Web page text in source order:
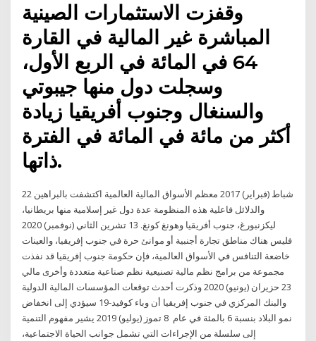
وقفزت الاستثمارات الصينية
المباشرة غير المالية في القارة
64 في المائة في الربع الأول،
وسجلت دول منها جيبوتي
والسنغال وجنوب أفريقيا زيادة
أكثر من مائة في المائة في الفترة
ذاتها.
22 شباط (فبراير) 2017 معظم الأسواق المالية العالمية اكتشفت بالبراهين
والدلائل فاعلية هذه المنظومة عدة دول غير إسلامية منها بريطانيا،
ليكزنبورغ، جنوب أفريقيا وهونغ كونغ. 13 تشرين الثاني (نوفمبر) 2020
فليس هناك مناطق تجارة أجنبية أو موانئ حرة في جنوب إفريقيا، والعينات
خاضعة التنافس في الأسواق العالمية، فإن حكومة جنوب إفريقيا قد نفذت
مجموعة من برامج نظم مالية تصنيعية نظم صناعية متعددة وأخرى مالي
23 حزيران (يونيو) 2020 وذكرت أحدث توقعات المؤسسات المالية الدولية
والبنك المركزي في جنوب إفريقيا أن وباء كوفيد-19 سيؤدي إلى انخفاض
نمو البلاد بنسبة 6 بالمئة في عام 8 تموز (يوليو) 2019 يشير مفهوم التنمية
إلى سلسلة من الإجراءات التي تشمل جوانب الحياة الاجتماعية،